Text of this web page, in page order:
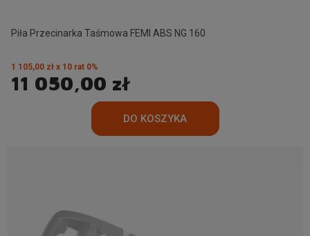
Piła Przecinarka Taśmowa FEMI ABS NG 160
11 050,00 zł
1 105,00 zł x 10 rat 0%